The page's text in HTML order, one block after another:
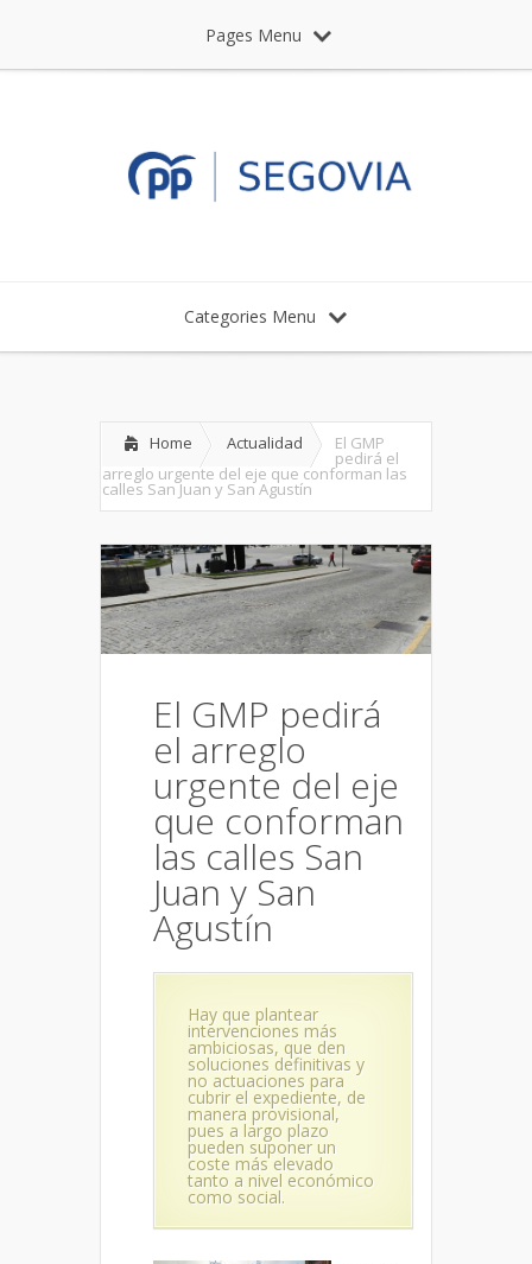
Pages Menu
Categories Menu
Home Actualidad El GMP
pedirá el
arreglo urgente del eje que conforman las
calles San Juan y San Agustín
El GMP pedirá
el arreglo
urgente del eje
que conforman
las calles San
Juan y San
Agustín
Hay que plantear
intervenciones más
ambiciosas, que den
soluciones definitivas y
no actuaciones para
cubrir el expediente, de
manera provisional,
pues a largo plazo
pueden suponer un
coste más elevado
tanto a nivel económico
como social.